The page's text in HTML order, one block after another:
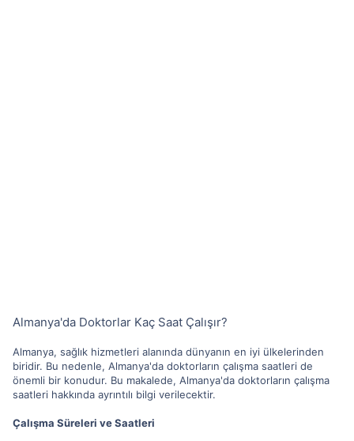
Almanya'da Doktorlar Kaç Saat Çalışır?
Almanya, sağlık hizmetleri alanında dünyanın en iyi ülkelerinden
biridir. Bu nedenle, Almanya'da doktorların çalışma saatleri de
önemli bir konudur. Bu makalede, Almanya'da doktorların çalışma
saatleri hakkında ayrıntılı bilgi verilecektir.
Çalışma Süreleri ve Saatleri